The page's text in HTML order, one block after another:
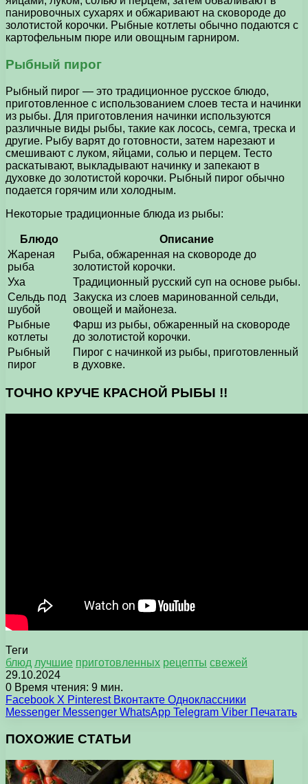
панировочных сухарях и обжаривают на сковороде до
золотистой корочки. Рыбные котлеты обычно подаются с
картофельным пюре или овощным гарниром.
Рыбный пирог
Рыбный пирог — это традиционное русское блюдо,
приготовленное с использованием слоев теста и начинки
из рыбы. Для приготовления начинки используются
различные виды рыбы, такие как лосось, семга, треска и
другие. Рыбу варят до готовности, затем нарезают и
смешивают с луком, яйцами, солью и перцем. Тесто
раскатывают, выкладывают начинку и запекают в
духовке до золотистой корочки. Рыбный пирог обычно
подается горячим или холодным.
Некоторые традиционные блюда из рыбы:
Блюдо
Описание
Жареная
рыба
Рыба, обжаренная на сковороде до
золотистой корочки.
Уха
Традиционный русский суп на основе рыбы.
Сельдь под
шубой
Закуска из слоев маринованной сельди,
овощей и майонеза.
Рыбные
котлеты
Фарш из рыбы, обжаренный на сковороде
до золотистой корочки.
Рыбный
пирог
Пирог с начинкой из рыбы, приготовленный
в духовке.
ТОЧНО КРУЧЕ КРАСНОЙ РЫБЫ !!
Теги
блюд лучшие приготовленных рецепты свежей
29.10.2024
0 Время чтения: 9 мин.
Facebook X Pinterest Вконтакте Одноклассники
Messenger Messenger WhatsApp Telegram Viber Печатать
ПОХОЖИЕ СТАТЬИ